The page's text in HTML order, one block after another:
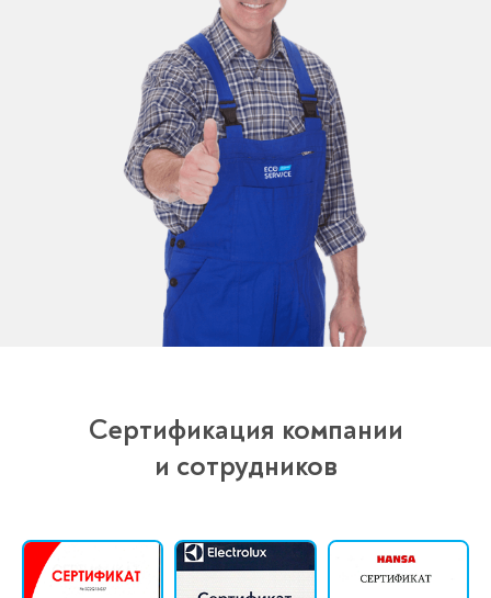
Сертификация компании
и сотрудников